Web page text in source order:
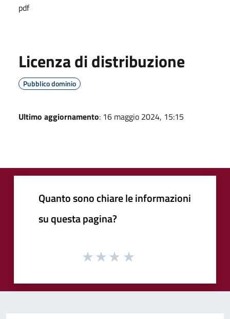
pdf
Licenza di distribuzione
Pubblico dominio
Ultimo aggiornamento: 16 maggio 2024, 15:15
Quanto sono chiare le informazioni
su questa pagina?